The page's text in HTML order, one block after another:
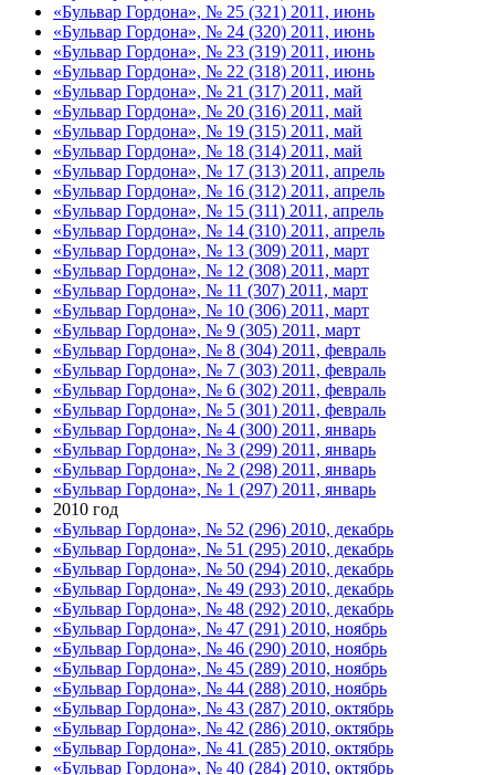
«Бульвар Гордона», № 25 (321) 2011, июнь
«Бульвар Гордона», № 24 (320) 2011, июнь
«Бульвар Гордона», № 23 (319) 2011, июнь
«Бульвар Гордона», № 22 (318) 2011, июнь
«Бульвар Гордона», № 21 (317) 2011, май
«Бульвар Гордона», № 20 (316) 2011, май
«Бульвар Гордона», № 19 (315) 2011, май
«Бульвар Гордона», № 18 (314) 2011, май
«Бульвар Гордона», № 17 (313) 2011, апрель
«Бульвар Гордона», № 16 (312) 2011, апрель
«Бульвар Гордона», № 15 (311) 2011, апрель
«Бульвар Гордона», № 14 (310) 2011, апрель
«Бульвар Гордона», № 13 (309) 2011, март
«Бульвар Гордона», № 12 (308) 2011, март
«Бульвар Гордона», № 11 (307) 2011, март
«Бульвар Гордона», № 10 (306) 2011, март
«Бульвар Гордона», № 9 (305) 2011, март
«Бульвар Гордона», № 8 (304) 2011, февраль
«Бульвар Гордона», № 7 (303) 2011, февраль
«Бульвар Гордона», № 6 (302) 2011, февраль
«Бульвар Гордона», № 5 (301) 2011, февраль
«Бульвар Гордона», № 4 (300) 2011, январь
«Бульвар Гордона», № 3 (299) 2011, январь
«Бульвар Гордона», № 2 (298) 2011, январь
«Бульвар Гордона», № 1 (297) 2011, январь
2010 год
«Бульвар Гордона», № 52 (296) 2010, декабрь
«Бульвар Гордона», № 51 (295) 2010, декабрь
«Бульвар Гордона», № 50 (294) 2010, декабрь
«Бульвар Гордона», № 49 (293) 2010, декабрь
«Бульвар Гордона», № 48 (292) 2010, декабрь
«Бульвар Гордона», № 47 (291) 2010, ноябрь
«Бульвар Гордона», № 46 (290) 2010, ноябрь
«Бульвар Гордона», № 45 (289) 2010, ноябрь
«Бульвар Гордона», № 44 (288) 2010, ноябрь
«Бульвар Гордона», № 43 (287) 2010, октябрь
«Бульвар Гордона», № 42 (286) 2010, октябрь
«Бульвар Гордона», № 41 (285) 2010, октябрь
«Бульвар Гордона», № 40 (284) 2010, октябрь